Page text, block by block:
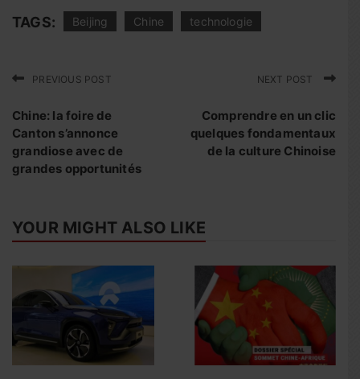
TAGS: Beijing Chine technologie
PREVIOUS POST
Chine: la foire de
Canton s’annonce
grandiose avec de
grandes opportunités
NEXT POST
Comprendre en un clic
quelques fondamentaux
de la culture Chinoise
YOUR MIGHT ALSO LIKE